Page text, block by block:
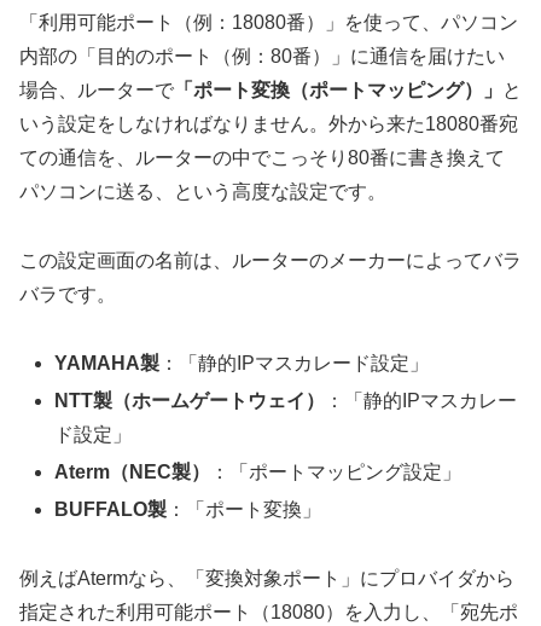
「利用可能ポート（例：18080番）」を使って、パソコン
内部の「目的のポート（例：80番）」に通信を届けたい
場合、ルーターで 「ポート変換（ポートマッピング）」
と
いう設定をしなければなりません。外から来た18080番宛
ての通信を、ルーターの中でこっそり80番に書き換えて
パソコンに送る、という高度な設定です。
この設定画面の名前は、ルーターのメーカーによってバラ
バラです。
YAMAHA製 ：「静的IPマスカレード設定」
NTT製（ホームゲートウェイ）
：「静的IPマスカレー
ド設定」
Aterm（NEC製）
：「ポートマッピング設定」
BUFFALO製 ：「ポート変換」
例えばAtermなら、「変換対象ポート」にプロバイダから
指定された利用可能ポート（18080）を入力し、「宛先ポ